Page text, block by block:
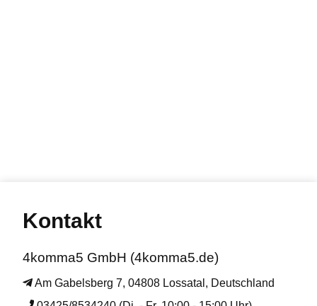
Kontakt
4komma5 GmbH (4komma5.de)
Am Gabelsberg 7, 04808 Lossatal, Deutschland